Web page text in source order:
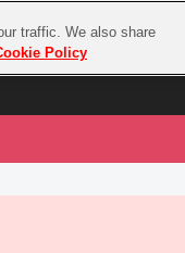
traffic. We also share
Policy